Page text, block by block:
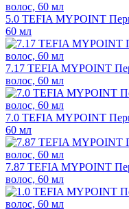
5.0 TEFIA MYPOINT
60 мл
7.17 TEFIA MYPOINT
волос, 60 мл
7.0 TEFIA MYPOINT
60 мл
7.87 TEFIA MYPOINT
волос, 60 мл